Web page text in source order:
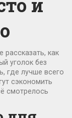
и
рассказать, как
уголок без
где лучше всего
сэкономить
смотрелось